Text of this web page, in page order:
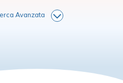
Avanzata